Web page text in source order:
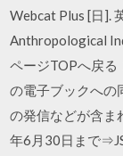
Webcat Plus [日].
Anthropological
ページTOPへ戻
の電子ブックへの
の発信などが含ま
年6月30日まで